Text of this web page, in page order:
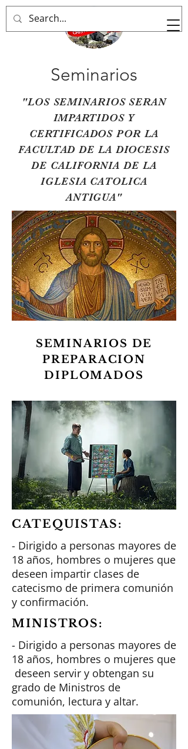
Seminarios
"LOS SEMINARIOS SERAN
IMPARTIDOS Y
CERTIFICADOS POR LA
FACULTAD DE LA DIOCESIS
DE CALIFORNIA DE LA
IGLESIA CATOLICA
ANTIGUA"
SEMINARIOS DE
PREPARACION
DIPLOMADOS
CATEQUISTAS:
- Dirigido a personas mayores de
18 años, hombres o mujeres que
deseen impartir clases de
catecismo de primera comunión
y confirmación.
MINISTROS:
- Dirigido a personas mayores de
18 años, hombres o mujeres que
deseen servir y obtengan su
grado de Ministros de
comunión, lectura y altar.